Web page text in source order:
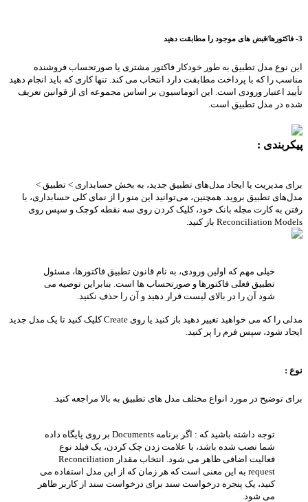
3- فاکتورها/قبض های موجود را مطابقت دهید
این نوع مدل تطبیق به طور خودکار فاکتور مشتری یا صورتحساب فروشنده
مناسب را که با پرداخت مطابقت دارد انتخاب می کند. تنها کاری که باید انجام دهید
تأیید اعتبار ورودی است. این اتوماسیون بر اساس مجموعه ای از قوانین تعریف
شده در مدل تطبیق است.
پیکربندی :
برای مدیریت یا ایجاد مدل‌های تطبیق جدید، به بخش حسابداری > تطبیق >
مدل‌های تطبیق بروید. همچنین، می‌توانید این منو را از نمای کلی حسابداری، با
رفتن به کارت مجله بانک خود، کلیک کردن روی سه نقطه کوچک و سپس روی
Reconciliation Models باز کنید.
خیلی مهم که اولین ورودی، به نام قانون تطبیق فاکتورها، مسئول
تطبیق فعلی فاکتورها و صورتحساب ها است. بنابراین توصیه می
شود آن را در بالای لیست قرار دهید و آن را حذف نکنید.
مدلی را که می خواهید تغییر دهید باز کنید یا روی Create کلیک کنید تا یک مدل جدید
ایجاد شود، سپس فرم را پر کنید.
نوع :
برای توضیح در مورد انواع مختلف مدل های تطبیق به بالا مراجعه کنید.
توجه داشته باشید که : اگر برنامه Documents بر روی پایگاه داده
شما نصب شده باشد، با علامت زدن چک کردن، یک فیلد نوع
فعالیت اضافی ظاهر می شود. انتخاب مقدار Reconciliation
request به این معنی است که هر زمان که از این مدل استفاده می
کنید، یک پنجره درخواست سند برای درخواست سند از کاربر ظاهر
می شود.